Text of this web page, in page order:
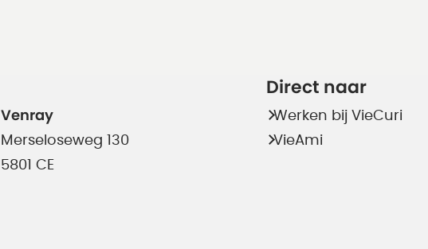
Venray
Merseloseweg 130
5801 CE
Direct naar
Werken bij VieCuri
VieAmi